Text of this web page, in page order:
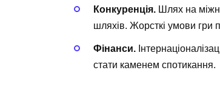
Конкуренція. Шлях на
шляхів. Жорсткі умови гри
Фінанси.
стати каменем спотикання.